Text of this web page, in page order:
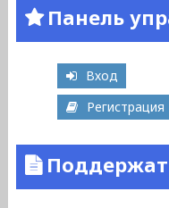
Панель
Вход
Регистрация